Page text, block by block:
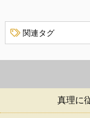
関連タグ
真理に